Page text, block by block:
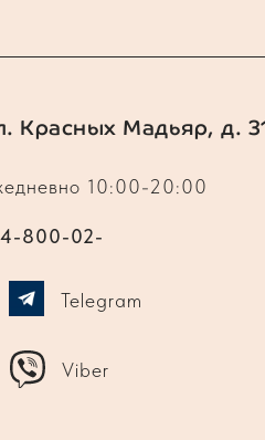
10:00-20:00
Красных Мадьяр, д.
Viber
Telegram
800-02-